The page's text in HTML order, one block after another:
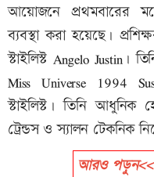
আয়োজনে প্রথমবারের
ব্যবস্থা করা হয়েছে।
স্টাইলিস্ট Angelo Justin।
Miss Universe 1994
স্টাইলিস্ট। তিনি আধুনিক
ট্রেন্ডস ও স্যালন টেকনিক
আরও